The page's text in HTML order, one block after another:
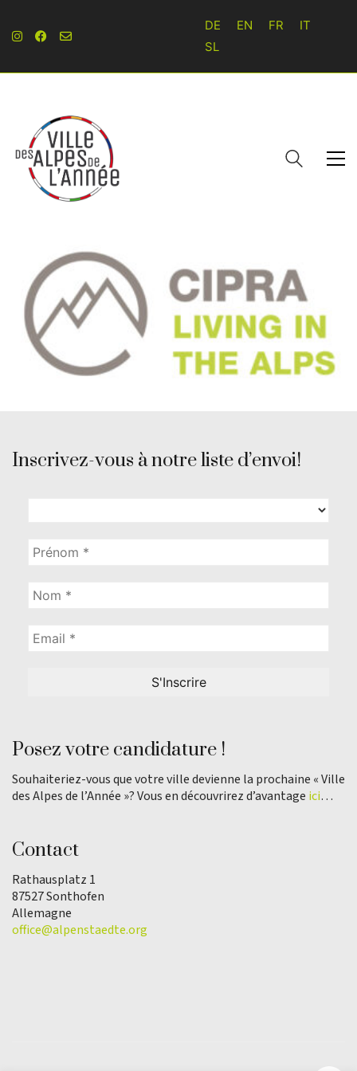
DE EN FR
IT
SL
Inscrivez-vous à notre liste d’envoi!
Posez votre candidature !
Souhaiteriez-vous que votre ville devienne la prochaine « Ville
des Alpes de l’Année »? Vous en découvrirez d’avantage ici…
Contact
Rathausplatz 1
87527 Sonthofen
Allemagne
office@alpenstaedte.org